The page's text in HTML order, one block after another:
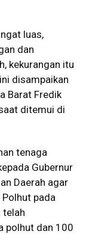
luas,
dan
kekurangan itu
disampaikan
Barat Fredik
ditemui di
tenaga
Gubernur
Daerah agar
pada
telah
polhut dan 100